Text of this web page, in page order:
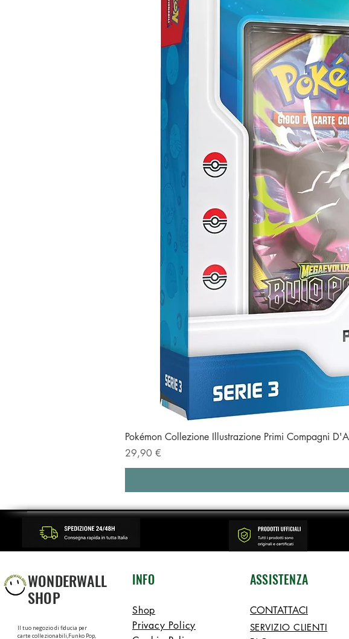
Pokémon Collezione Illustrazione Primi Compagni
Prezzo
29,90 €
WONDERWALL
SHOP
INFO ASSISTENZA
Il tuo negozio di fiducia per
carte collezionabili,Funko Pop,
Shop
Privacy Policy
CONTATTACI
SERVIZIO CLIENTI